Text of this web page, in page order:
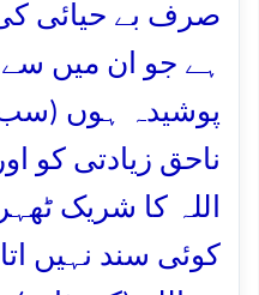
صرف بے حیائی کی
ہے جو ان میں
پوشیدہ ہوں (سب
ناحق زیادتی کو
اللہ کا شریک
کوئی سند نہیں